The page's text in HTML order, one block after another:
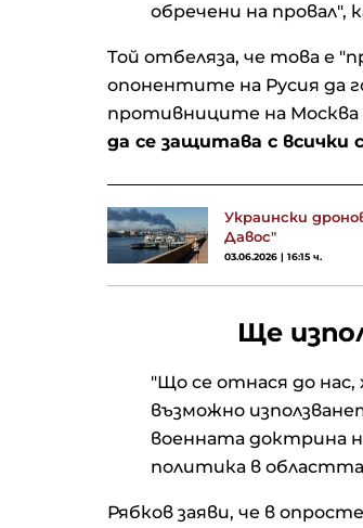
обречени на провал",
Той отбеляза, че това е
опонентите на Русия да
противниците на Москва
да се защитава с всички
Украински
Давос"
03.06.2026 | 16:15 ч.
Ще
"Що се отнася до
възможно
военната доктрина
политика в областта
Рябков заяви, че в